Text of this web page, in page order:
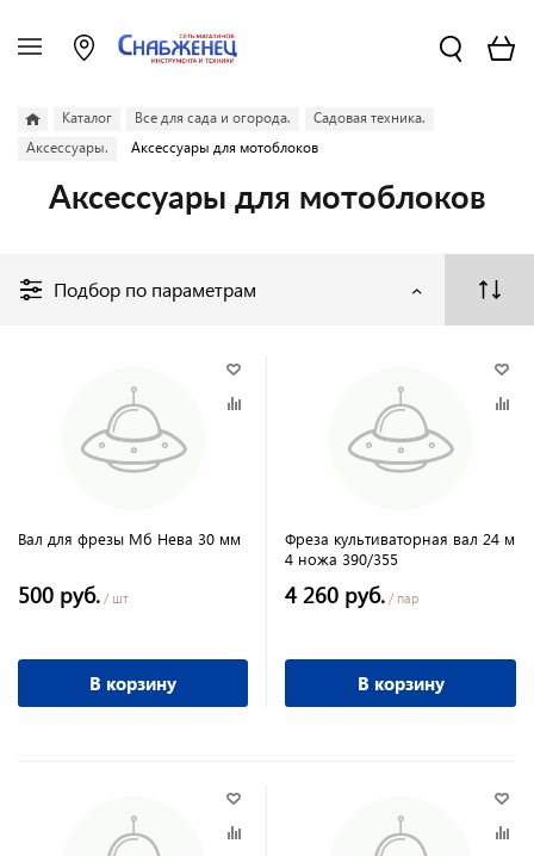
Каталог Все для сада и огорода.
Садовая техника.
Аксессуары.
Аксессуары для мотоблоков
Аксессуары для мотоблоков
Подбор по параметрам
Вал для фрезы Мб Нева 30 мм
500 руб. / шт
В корзину
Фреза культиваторная вал 24 м
4 ножа 390/355
4 260 руб. / пар
В корзину